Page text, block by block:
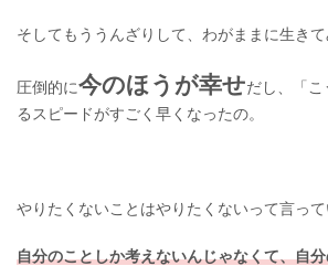
そしてもううんざりして、わがままに生きて
圧倒的に今のほうが幸せだし、「
るスピードがすごく早くなったの。
やりたくないことはやりたくないって言って
自分のことしか考えないんじゃなくて、自